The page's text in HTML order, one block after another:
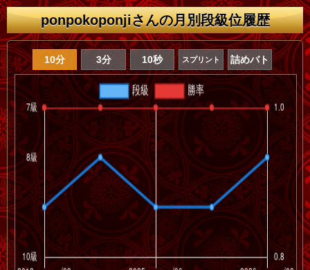
ponpokoponjiさんの月別段級位履歴
10分 3分 10秒 スプリント 詰めバト